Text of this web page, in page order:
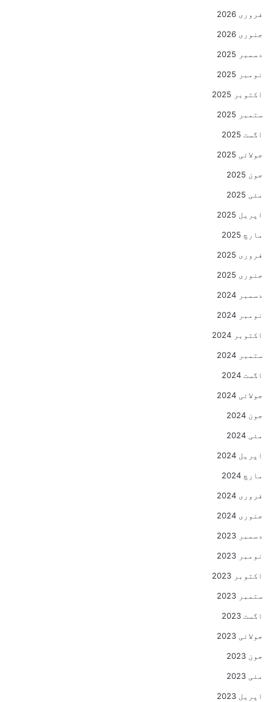
فروری 2026
جنوری 2026
دسمبر 2025
نومبر 2025
اکتوبر 2025
ستمبر 2025
اگست 2025
جولائی 2025
جون 2025
مئی 2025
اپریل 2025
مارچ 2025
فروری 2025
جنوری 2025
دسمبر 2024
نومبر 2024
اکتوبر 2024
ستمبر 2024
اگست 2024
جولائی 2024
جون 2024
مئی 2024
اپریل 2024
مارچ 2024
فروری 2024
جنوری 2024
دسمبر 2023
نومبر 2023
اکتوبر 2023
ستمبر 2023
اگست 2023
جولائی 2023
جون 2023
مئی 2023
اپریل 2023